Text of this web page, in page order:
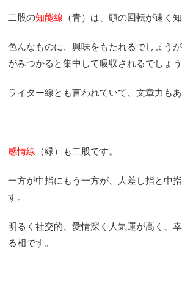
二股の知能線 （青）は、頭の回転が速く
色んなものに、興味をもたれるでしょう
がみつかると集中して吸収されるでしょう
ライター線とも言われていて、文章力もあ
感情線 （緑）も二股です。
一方が中指にもう一方が、人差し指と中
す。
明るく社交的、愛情深く人気運が高く、
る相です。